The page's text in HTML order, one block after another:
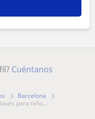
Cuéntanos
Barcelona
para niño...